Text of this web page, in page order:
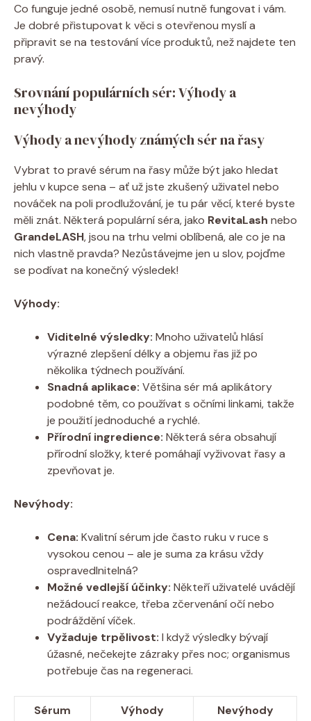
Co funguje jedné osobě, nemusí nutně fungovat i vám.
Je dobré přistupovat k věci s otevřenou myslí a
připravit se na testování více produktů, než najdete ten
pravý.
Srovnání populárních sér: Výhody a
nevýhody
Výhody a nevýhody známých sér na řasy
Vybrat to pravé sérum na řasy může být jako hledat
jehlu v kupce sena – ať už jste zkušený uživatel nebo
nováček na poli prodlužování, je tu pár věcí, které byste
měli znát. Některá populární séra, jako RevitaLash nebo
GrandeLASH, jsou na trhu velmi oblíbená, ale co je na
nich vlastně pravda? Nezůstávejme jen u slov, pojďme
se podívat na konečný výsledek!
Výhody:
Viditelné výsledky: Mnoho uživatelů hlásí
výrazné zlepšení délky a objemu řas již po
několika týdnech používání.
Snadná aplikace: Většina sér má aplikátory
podobné těm, co používat s očními linkami, takže
je použití jednoduché a rychlé.
Přírodní ingredience: Některá séra obsahují
přírodní složky, které pomáhají vyživovat řasy a
zpevňovat je.
Nevýhody:
Cena: Kvalitní sérum jde často ruku v ruce s
vysokou cenou – ale je suma za krásu vždy
ospravedlnitelná?
Možné vedlejší účinky: Někteří uživatelé uvádějí
nežádoucí reakce, třeba zčervenání očí nebo
podráždění víček.
Vyžaduje trpělivost: I když výsledky bývají
úžasné, nečekejte zázraky přes noc; organismus
potřebuje čas na regeneraci.
Sérum Výhody Nevýhody